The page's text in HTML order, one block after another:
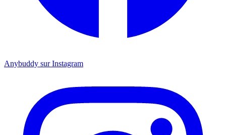
Anybuddy sur Instagram